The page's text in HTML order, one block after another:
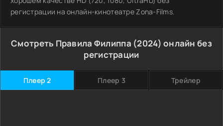
регистрации на онлайн-кинотеатре Zona-Films.
Смотреть Правила Филиппа (2024) онлайн без
регистрации
Плеер 2 Плеер 3 Трейлер